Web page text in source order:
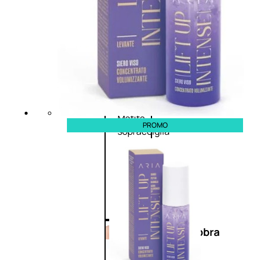
Eyeliner
Mascara
Matita
occhi
e correttori
Matita
sopracciglia
Mascara
sopracciglia
Fissante
sopracciglia
Labbra
PROMO